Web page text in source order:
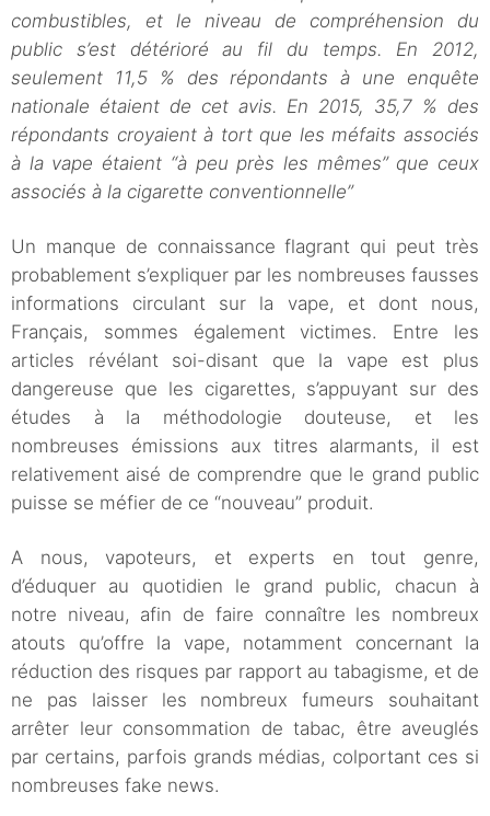
combustibles, et le niveau de compréhension du
public s’est détérioré au fil du temps. En 2012,
seulement 11,5 % des répondants à une enquête
nationale étaient de cet avis. En 2015, 35,7 % des
répondants croyaient à tort que les méfaits associés
à la vape étaient “à peu près les mêmes” que ceux
associés à la cigarette conventionnelle”
Un manque de connaissance flagrant qui peut très
probablement s’expliquer par les nombreuses fausses
informations circulant sur la vape, et dont nous,
Français, sommes également victimes. Entre les
articles révélant soi-disant que la vape est plus
dangereuse que les cigarettes, s’appuyant sur des
études à la méthodologie douteuse, et les
nombreuses émissions aux titres alarmants, il est
relativement aisé de comprendre que le grand public
puisse se méfier de ce “nouveau” produit.
A nous, vapoteurs, et experts en tout genre,
d’éduquer au quotidien le grand public, chacun à
notre niveau, afin de faire connaître les nombreux
atouts qu’offre la vape, notamment concernant la
réduction des risques par rapport au tabagisme, et de
ne pas laisser les nombreux fumeurs souhaitant
arrêter leur consommation de tabac, être aveuglés
par certains, parfois grands médias, colportant ces si
nombreuses fake news.